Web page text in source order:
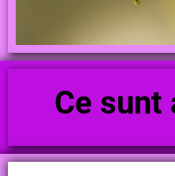
Ce sunt